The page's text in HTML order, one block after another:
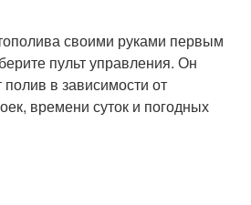
своими руками первым
пульт управления. Он
полив в зависимости от
времени суток и погодных